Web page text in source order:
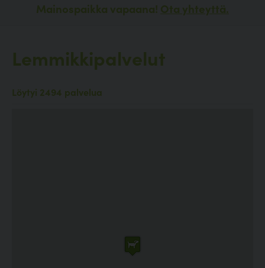
Mainospaikka vapaana! Ota yhteyttä.
Lemmikkipalvelut
Löytyi 2494 palvelua